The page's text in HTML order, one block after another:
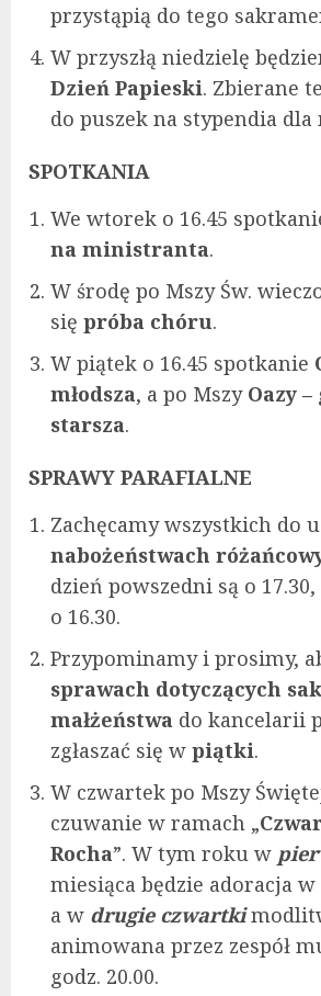
przystąpią do tego
W przyszłą niedzielę
Dzień Papieski. Zbierane
do puszek na stypendia dla
SPOTKANIA
We wtorek o 16.45
na ministranta.
W środę po Mszy Św.
się próba chóru.
W piątek o 16.45 spotkanie
młodsza, a po Mszy Oazy
starsza.
SPRAWY PARAFIALNE
Zachęcamy wszystkich do
nabożeństwach
dzień powszedni są o
o 16.30.
Przypominamy i prosimy,
sprawach dotyczących
małżeństwa do kancelarii
zgłaszać się w piątki.
W czwartek po Mszy
czuwanie w ramach „
Rocha”. W tym roku w
miesiąca będzie adoracja w
a w drugie czwartki
animowana przez zespół
godz. 20.00.